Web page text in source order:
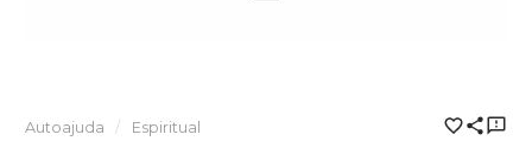
Autoajuda Espiritual